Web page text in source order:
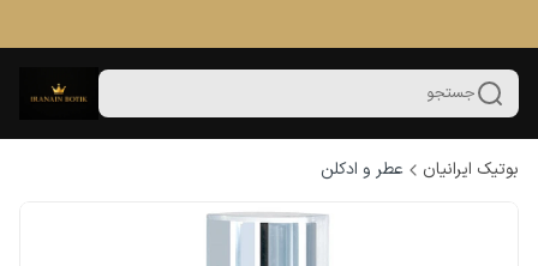
جستجو
بوتیک ایرانیان عطر و ادکلن